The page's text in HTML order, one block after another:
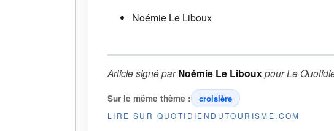
Noémie Le Liboux
Article signé parNoémie Le LibouxpourLe
Sur le même thème : croisière
LIRE SUR QUOTIDIENDUTOURISME.COM